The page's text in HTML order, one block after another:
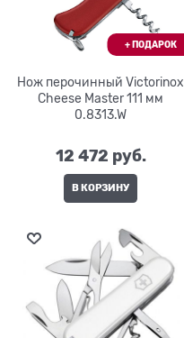
Нож перочинный Victorinox
Cheese Master 111 мм
0.8313.W
12 472 руб.
В КОРЗИНУ